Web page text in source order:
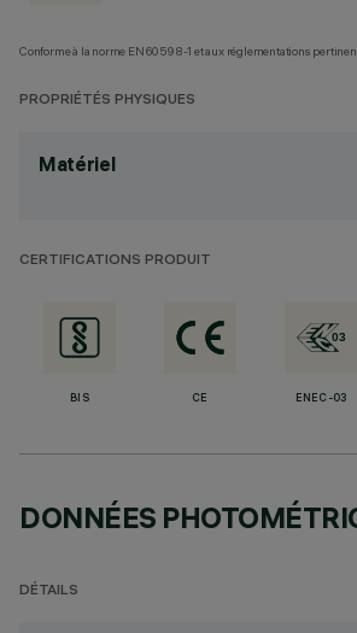
Conforme à la norme EN60598-1 et aux réglementations
PROPRIÉTÉS PHYSIQUES
Matériel
CERTIFICATIONS PRODUIT
BIS CE ENEC-03
DONNÉES
DÉTAILS